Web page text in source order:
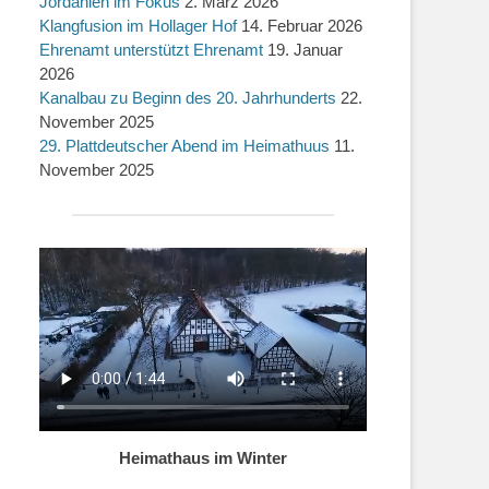
Klangfusion im Hollager Hof 14. Februar 2026
Ehrenamt unterstützt Ehrenamt 19. Januar
2026
Kanalbau zu Beginn des 20. Jahrhunderts 22.
November 2025
29. Plattdeutscher Abend im Heimathuus 11.
November 2025
Heimathaus im Winter